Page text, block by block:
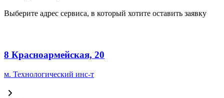
Выберите адрес сервиса, в который хотите оставить заявку
8 Красноармейская, 20
м. Технологический инс-т